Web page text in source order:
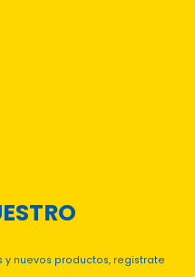
nuevos productos, registrate